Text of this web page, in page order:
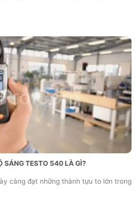
SÁNG TESTO 540 LÀ GÌ?
càng đạt những thành tựu to lớn trong